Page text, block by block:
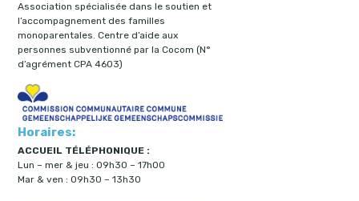
Association spécialisée dans le soutien et
l’accompagnement des familles
monoparentales. Centre d’aide aux
personnes subventionné par la Cocom (N°
d’agrément CPA 4603)
Horaires:
ACCUEIL TÉLÉPHONIQUE :
Lun – mer & jeu : 09h30 – 17h00
Mar & ven : 09h30 – 13h30